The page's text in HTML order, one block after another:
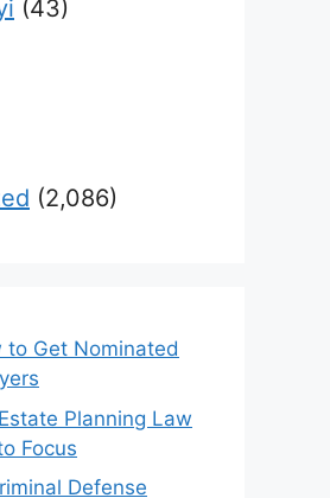
(43)
(2,086)
to Get Nominated
Planning Law
Focus
Defense